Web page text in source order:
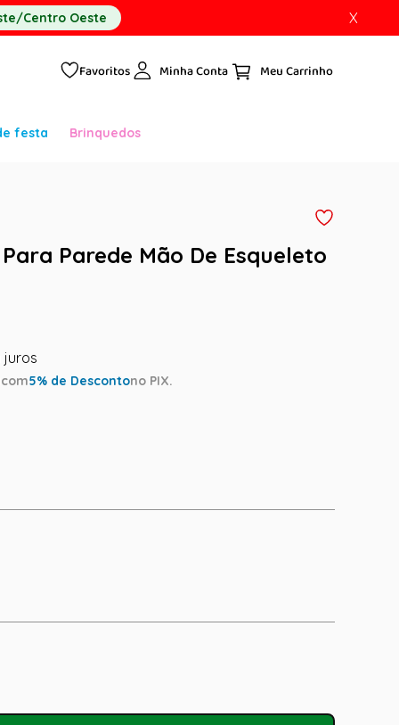
Centro Oeste X
Favoritos Minha Conta
festa Brinquedos
Parede Mão De Esqueleto
com5% de Descontono PIX.